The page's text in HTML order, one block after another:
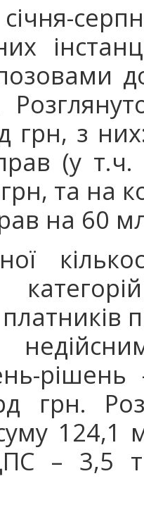
грн, з
(у
та на
на 60
грн.
124,1
– 3,5